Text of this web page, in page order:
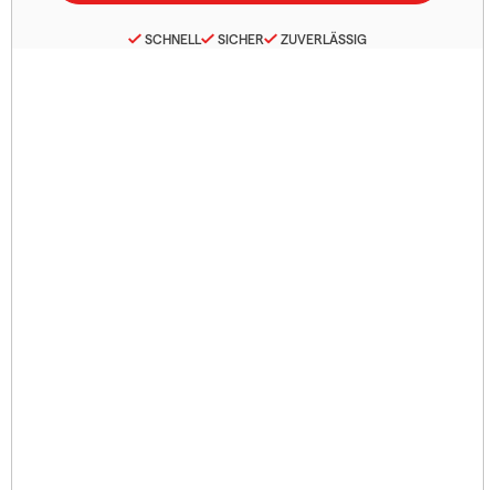
SCHNELL SICHER ZUVERLÄSSIG